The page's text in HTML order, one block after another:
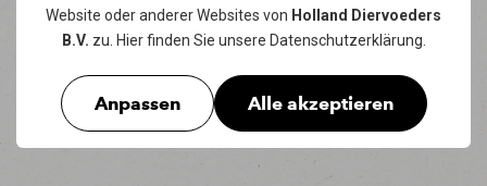
Website oder anderer Websites von Holland Diervoeders
B.V. zu. Hier finden Sie unsere Datenschutzerklärung
Anpassen Alle akzeptieren
- Rinderhaut-Snacks
- natürliche Snacks
Mehr lesen